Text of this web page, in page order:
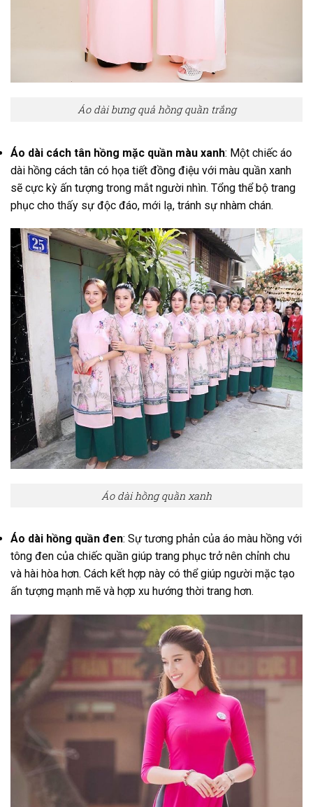
Áo dài bưng quả hồng quần trắng
Áo dài cách tân hồng mặc quần màu xanh: Một chiếc áo
dài hồng cách tân có họa tiết đồng điệu với màu quần xanh
sẽ cực kỳ ấn tượng trong mắt người nhìn. Tổng thể bộ trang
phục cho thấy sự độc đáo, mới lạ, tránh sự nhàm chán.
Áo dài hồng quần xanh
Áo dài hồng quần đen: Sự tương phản của áo màu hồng với
tông đen của chiếc quần giúp trang phục trở nên chỉnh chu
và hài hòa hơn. Cách kết hợp này có thể giúp người mặc tạo
ấn tượng mạnh mẽ và hợp xu hướng thời trang hơn.